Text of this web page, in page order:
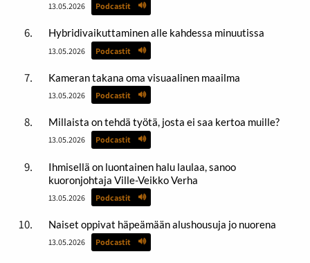
13.05.2026 Podcastit
Hybridivaikuttaminen alle kahdessa minuutissa
13.05.2026 Podcastit
Kameran takana oma visuaalinen maailma
13.05.2026 Podcastit
Millaista on tehdä työtä, josta ei saa kertoa muille?
13.05.2026 Podcastit
Ihmisellä on luontainen halu laulaa, sanoo
kuoronjohtaja Ville-Veikko Verha
13.05.2026 Podcastit
Naiset oppivat häpeämään alushousuja jo nuorena
13.05.2026 Podcastit